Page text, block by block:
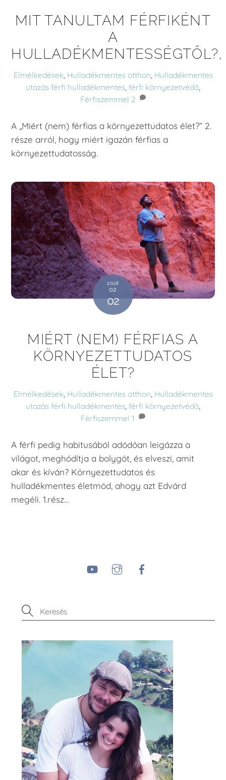
MIT TANULTAM FÉRFIKÉNT
A
HULLADÉKMENTESSÉGTŐL?,
Elmélkedések, Hulladékmentes otthon, Hulladékmentes
utazás férfi hulladékmentes, férfi környezetvédő,
Férfiszemmel 2
A „Miért (nem) férfias a környezettudatos élet?” 2.
része arról, hogy miért igazán férfias a
környezettudatosság.
2018
02
02
MIÉRT (NEM) FÉRFIAS A
KÖRNYEZETTUDATOS
ÉLET?
Elmélkedések, Hulladékmentes otthon, Hulladékmentes
utazás férfi hulladékmentes, férfi környezetvédő,
Férfiszemmel 1
A férfi pedig habitusából adódóan leigázza a
világot, meghódítja a bolygót, és elveszi, amit
akar és kíván? Környezettudatos és
hulladékmentes életmód, ahogy azt Edvárd
megéli. 1.rész…
YouTube Instagram